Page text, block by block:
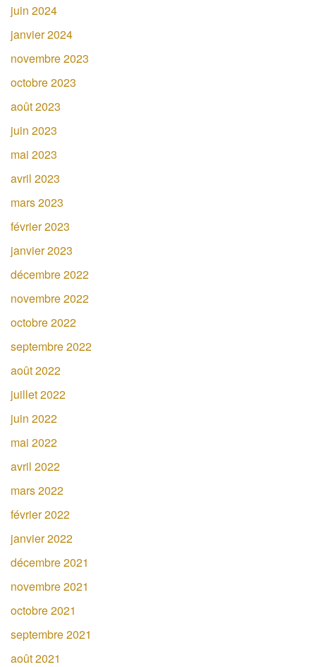
juin 2024
janvier 2024
novembre 2023
octobre 2023
août 2023
juin 2023
mai 2023
avril 2023
mars 2023
février 2023
janvier 2023
décembre 2022
novembre 2022
octobre 2022
septembre 2022
août 2022
juillet 2022
juin 2022
mai 2022
avril 2022
mars 2022
février 2022
janvier 2022
décembre 2021
novembre 2021
octobre 2021
septembre 2021
août 2021